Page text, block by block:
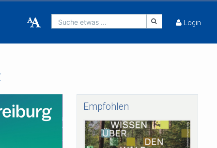
Suche etwas ... Login
Empfohlen